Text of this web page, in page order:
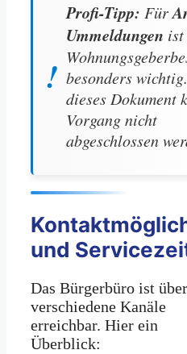
Profi-Tipp: Für
Ummeldungen
besonders
dieses Dokument
Vorgang nicht
abgeschlossen
und
Das Bürgerbüro ist über
verschiedene Kanäle
erreichbar. Hier ein
Überblick: